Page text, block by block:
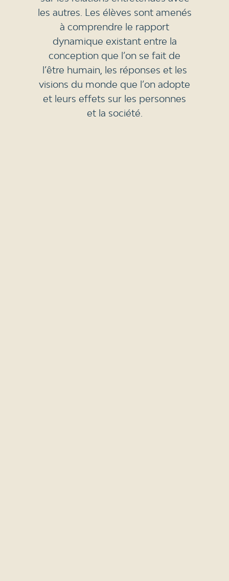
les autres. Les élèves sont amenés
à comprendre le rapport
dynamique existant entre la
conception que l’on se fait de
l’être humain, les réponses et les
visions du monde que l’on adopte
et leurs effets sur les personnes
et la société.